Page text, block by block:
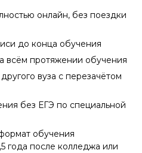
онлайн, без поездки
до конца обучения
всём протяжении обучения
вуза с перезачётом
без ЕГЭ по специальной
обучения
года после колледжа или